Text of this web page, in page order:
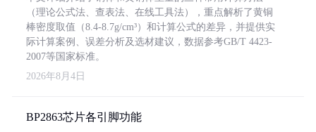
（理论公式法、查表法、在线工具法），重点解析了黄铜
棒密度取值（8.4-8.7g/cm³）和计算公式的差异，并提供实
际计算案例、误差分析及选材建议，数据参考GB/T 4423-
2007等国家标准。
2026年8月4日
BP2863芯片各引脚功能